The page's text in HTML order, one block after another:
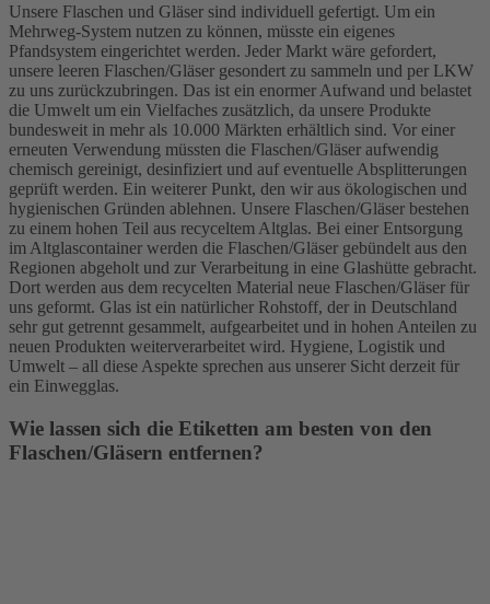
Unsere Flaschen und Gläser sind individuell gefertigt. Um ein
Mehrweg-System nutzen zu können, müsste ein eigenes
Pfandsystem eingerichtet werden. Jeder Markt wäre gefordert,
unsere leeren Flaschen/Gläser gesondert zu sammeln und per LKW
zu uns zurückzubringen. Das ist ein enormer Aufwand und belastet
die Umwelt um ein Vielfaches zusätzlich, da unsere Produkte
bundesweit in mehr als 10.000 Märkten erhältlich sind. Vor einer
erneuten Verwendung müssten die Flaschen/Gläser aufwendig
chemisch gereinigt, desinfiziert und auf eventuelle Absplitterungen
geprüft werden. Ein weiterer Punkt, den wir aus ökologischen und
hygienischen Gründen ablehnen. Unsere Flaschen/Gläser bestehen
zu einem hohen Teil aus recyceltem Altglas. Bei einer Entsorgung
im Altglascontainer werden die Flaschen/Gläser gebündelt aus den
Regionen abgeholt und zur Verarbeitung in eine Glashütte gebracht.
Dort werden aus dem recycelten Material neue Flaschen/Gläser für
uns geformt. Glas ist ein natürlicher Rohstoff, der in Deutschland
sehr gut getrennt gesammelt, aufgearbeitet und in hohen Anteilen zu
neuen Produkten weiterverarbeitet wird. Hygiene, Logistik und
Umwelt – all diese Aspekte sprechen aus unserer Sicht derzeit für
ein Einwegglas.
Wie lassen sich die Etiketten am besten von den
Flaschen/Gläsern entfernen?